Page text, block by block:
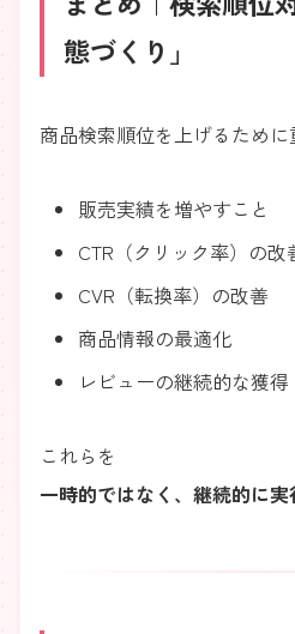
態づくり」
商品検索順位を上げるために
販売実績を増やすこと
CTR（クリック率）の改
CVR（転換率）の改善
商品情報の最適化
レビューの継続的な獲得
これらを
一時的ではなく、継続的に実